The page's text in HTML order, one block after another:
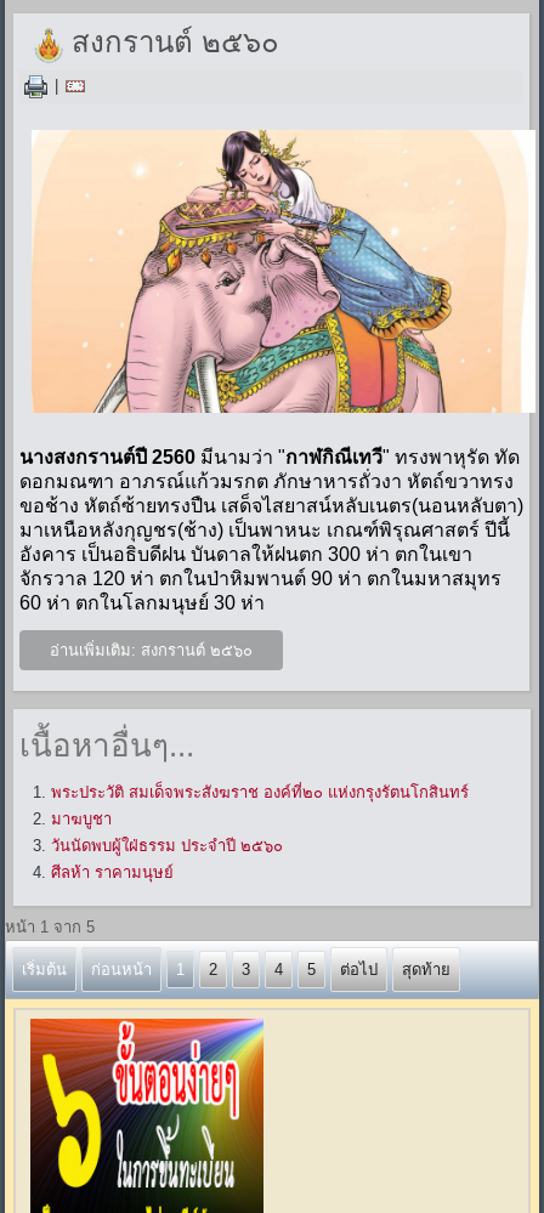
สงกรานต์ ๒๕๖๐
|
นางสงกรานต์ปี 2560 มีนามว่า "กาฬกิณีเทวี" ทรงพาหุรัด ทัด
ดอกมณฑา อาภรณ์แก้วมรกต ภักษาหารถั่วงา หัตถ์ขวาทรง
ขอช้าง หัตถ์ซ้ายทรงปืน เสด็จไสยาสน์หลับเนตร(นอนหลับตา)
มาเหนือหลังกุญชร(ช้าง) เป็นพาหนะ เกณฑ์พิรุณศาสตร์ ปีนี้
อังคาร เป็นอธิบดีฝน บันดาลให้ฝนตก 300 ห่า ตกในเขา
จักรวาล 120 ห่า ตกในป่าหิมพานต์ 90 ห่า ตกในมหาสมุทร
60 ห่า ตกในโลกมนุษย์ 30 ห่า
อ่านเพิ่มเติม: สงกรานต์ ๒๕๖๐
เนื้อหาอื่นๆ...
พระประวัติ สมเด็จพระสังฆราช องค์ที่๒๐ แห่งกรุงรัตนโกสินทร์
มาฆบูชา
วันนัดพบผู้ใฝ่ธรรม ประจำปี ๒๕๖๐
ศีลห้า ราคามนุษย์
หน้า 1 จาก 5
เริ่มต้น ก่อนหน้า 1 2 3 4 5 ต่อไป สุดท้าย